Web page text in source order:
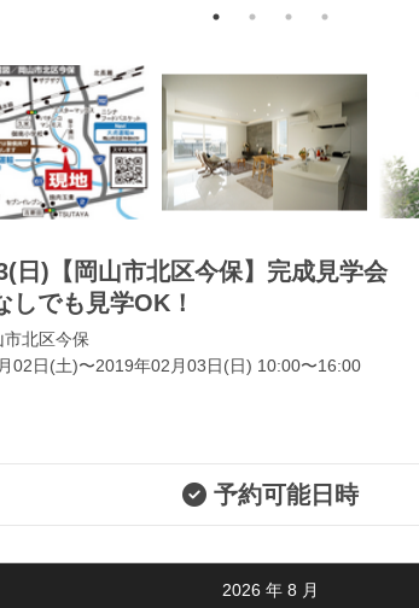
日)【岡山市北区今保】完成見学会
でも見学OK！
市北区今保
02日(土)〜2019年02月03日(日) 10:00〜16:00
予約可能日時
2026 年 8 月